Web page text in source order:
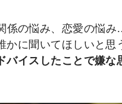
係の悩み、恋愛の悩
かに聞いてほしいと思
バイスしたことで嫌